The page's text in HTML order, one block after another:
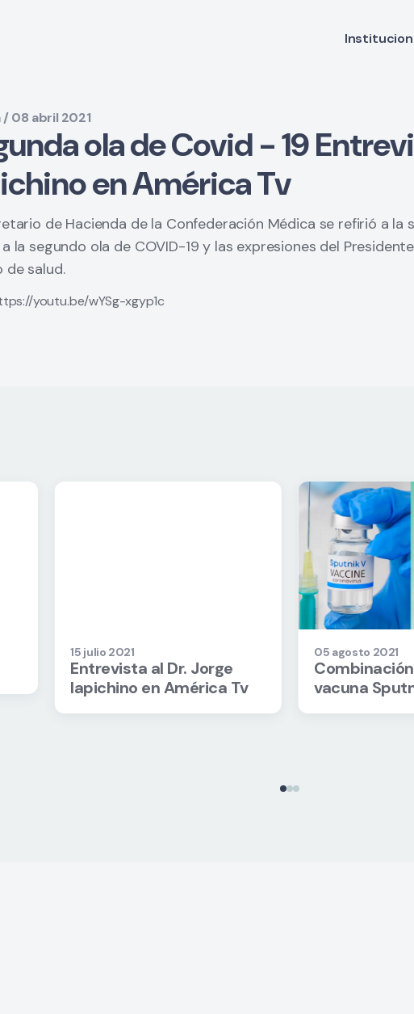
Estatuto
Filiales
/ 08 abril 2021
ola de Covid - 19
en América Tv
de Hacienda de la Confederación Médica se refirió a
la segundo ola de COVID-19 y las expresiones del
de salud.
youtu.be/wYSg-xgyp1c
15 julio 2021
Entrevista al Dr. Jorge
Iapichino en América Tv
05 agosto 2021
vacuna